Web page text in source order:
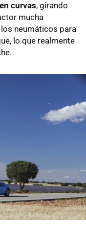
curvas, girando
mucha
neumáticos para
lo que realmente